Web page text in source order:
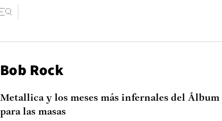
Bob Rock
Metallica y los meses más infernales del
para las masas